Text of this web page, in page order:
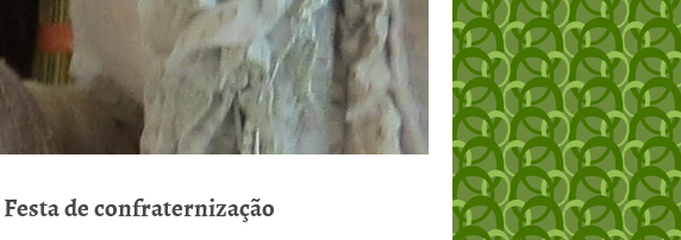
de confraternização